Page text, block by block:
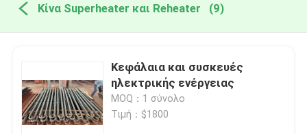
Κίνα Superheater και Reheater (9)
Κεφάλαια και συσκευές
ηλεκτρικής ενέργειας
MOQ：1 σύνολο
Τιμή：$1800